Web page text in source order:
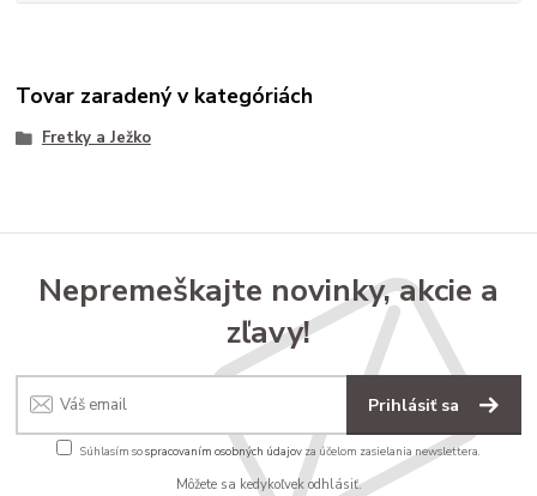
Tovar zaradený v kategóriách
Fretky a Ježko
Nepremeškajte novinky, akcie a
zľavy!
Prihlásiť sa
Súhlasím sospracovaním osobných údajov za účelom zasielania newslettera.
Môžete sa kedykoľvek odhlásiť.